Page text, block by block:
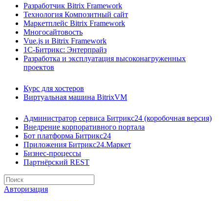
Разработчик Bitrix Framework
Технология Композитный сайт
Маркетплейс Bitrix Framework
Многосайтовость
Vue.js и Bitrix Framework
1С-Битрикс: Энтерпрайз
Разработка и эксплуатация высоконагруженных
проектов
Курс для хостеров
Виртуальная машина BitrixVM
Администратор сервиса Битрикс24 (коробочная версия)
Внедрение корпоративного портала
Бот платформа Битрикс24
Приложения Битрикс24.Маркет
Бизнес-процессы
Партнёрский REST
Авторизация